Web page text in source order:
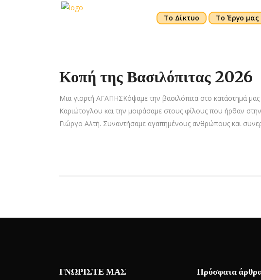
Το Δίκτυο Το Έργο μας
Κοπή της Βασιλόπιτας 2026
Μια γιορτή ΑΓΑΠΗΣΚόψαμε την βασιλόπιτα στο κατάστημά
Καριώτογλου και την μοιράσαμε στους φίλους που ήρθαν
Γιώργο Αλτή. Συναντήσαμε αγαπημένους ανθρώπους και
ΓΝΩΡΙΣΤΕ ΜΑΣ Πρόσφατα